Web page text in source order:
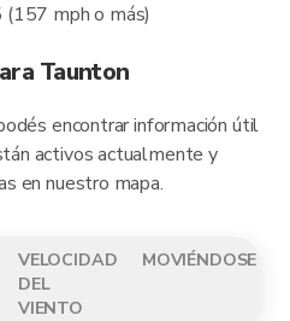
(157 mph o más)
Taunton
encontrar información útil
activos actualmente y
en nuestro mapa.
VELOCIDAD
DEL
VIENTO
MOVIÉNDOSE